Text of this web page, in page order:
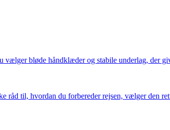
bløde håndklæder og stabile underlag, der
råd til, hvordan du forbereder rejsen, vælger den